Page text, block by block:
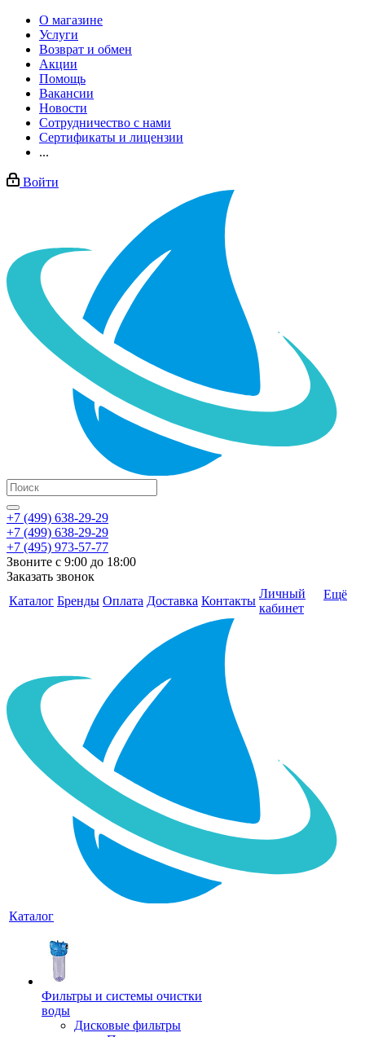
О магазине
Услуги
Возврат и обмен
Акции
Помощь
Вакансии
Новости
Сотрудничество с нами
Сертификаты и лицензии
...
Войти
+7 (499) 638-29-29
+7 (499) 638-29-29
+7 (495) 973-57-77
Звоните с 9:00 до 18:00
Заказать звонок
Каталог Бренды Оплата Доставка Контакты
Личный
кабинет
Ещё
Каталог
Фильтры и системы очистки
воды
Дисковые фильтры